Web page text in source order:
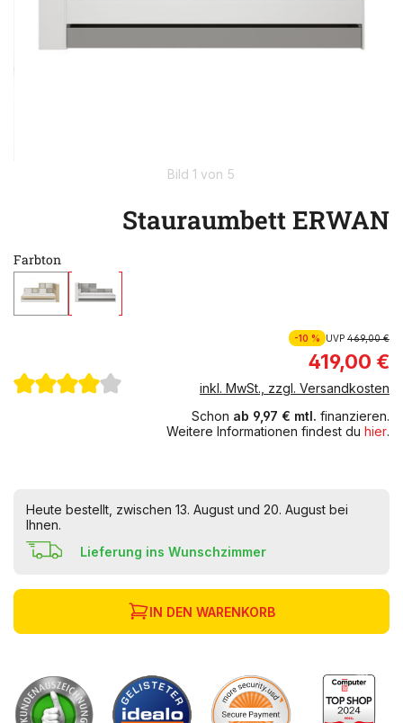
Bild 1 von 5
Stauraumbett ERWAN
Farbton
-10 % UVP469,00 €
419,00 €
inkl. MwSt., zzgl. Versandkosten
Schon ab 9,97 € mtl. finanzieren.
Weitere Informationen findest du hier.
Heute bestellt, zwischen 13. August und 20. August bei
Ihnen.
Lieferung ins Wunschzimmer
IN DEN WARENKORB